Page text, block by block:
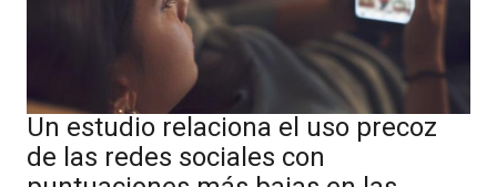
Un estudio relaciona el uso precoz
de las redes sociales con